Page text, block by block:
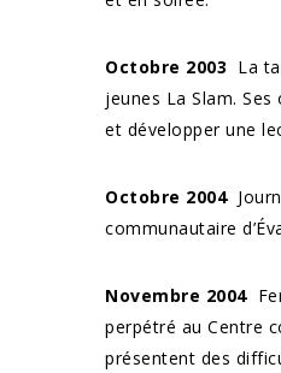
Octobre 2003 La
jeunes La Slam.
et développer une
Octobre 2004
communautaire
Novembre 2004
perpétré au Centre
présentent des